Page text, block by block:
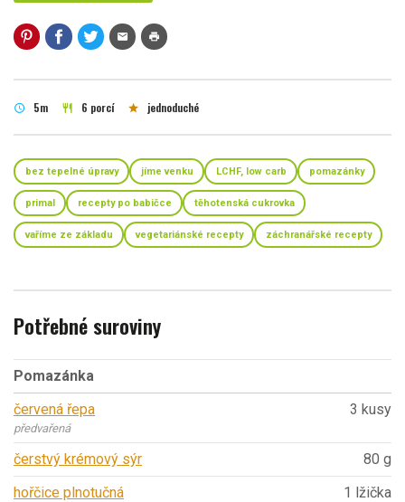
mail print
schedule 5m restaurant 6 porcí star jednoduché
bez tepelné úpravy jíme venku LCHF, low carb pomazánky
primal recepty po babičce těhotenská cukrovka
vaříme ze základu vegetariánské recepty záchranářské recepty
Potřebné suroviny
Pomazánka
červená řepa
předvařená
3 kusy
čerstvý krémový sýr
80 g
hořčice plnotučná
1 lžička